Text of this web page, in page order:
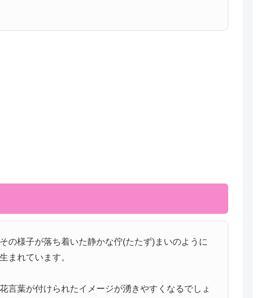
の様子が落ち着いた静かな佇(たたず)まいのように
まれています。
言葉が付けられたイメージが湧きやすくなるでしょ